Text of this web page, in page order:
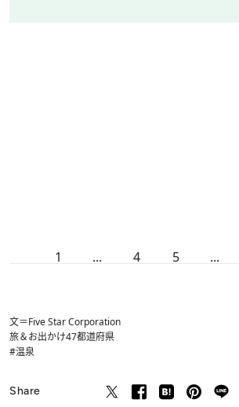
1 ... 4 5 ...
文＝Five Star Corporation
旅＆お出かけ47都道府県
#温泉
Share